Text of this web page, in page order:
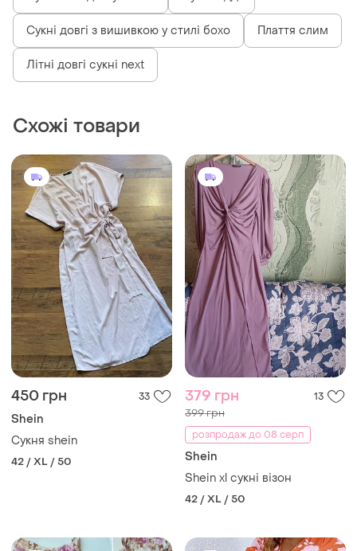
Сукні довгі з вишивкою у стилі бохо Плаття слим
Літні довгі сукні next
Схожі товари
450 грн 33
Shein
Сукня shein
42 / XL / 50
379 грн 13
399 грн
розпродаж до 08 серп
Shein
Shein xl сукні візон
42 / XL / 50